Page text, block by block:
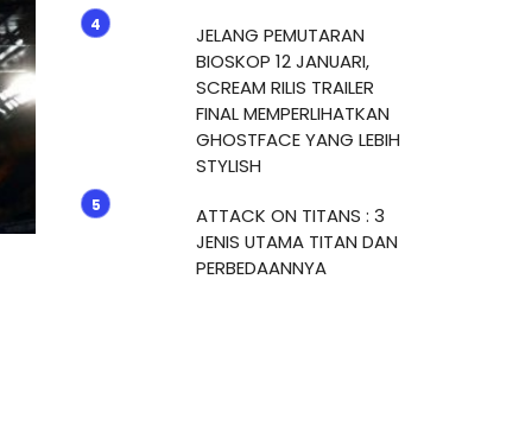
JELANG PEMUTARAN
BIOSKOP 12 JANUARI,
SCREAM RILIS TRAILER
FINAL MEMPERLIHATKAN
GHOSTFACE YANG LEBIH
STYLISH
ATTACK ON TITANS : 3
JENIS UTAMA TITAN DAN
PERBEDAANNYA